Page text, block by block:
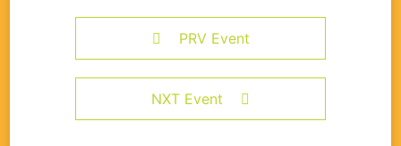
PRV Event
NXT Event